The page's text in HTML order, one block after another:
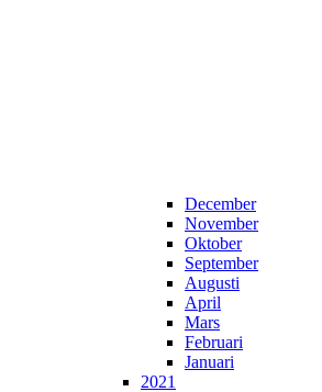
December
November
Oktober
September
Augusti
April
Mars
Februari
Januari
2021